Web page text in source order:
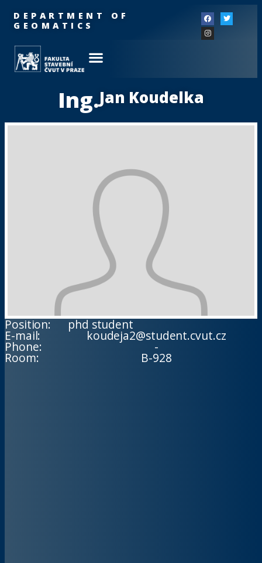
DEPARTMENT OF
GEOMATICS
Ing.Jan Koudelka
Position:
E-mail:
Phone:
Room:
phd student
koudeja2@student.cvut.cz
-
B-928